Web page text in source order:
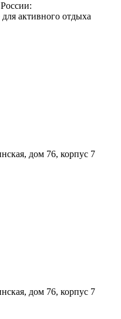
активного отдыха
дом 76, корпус 7
дом 76, корпус 7